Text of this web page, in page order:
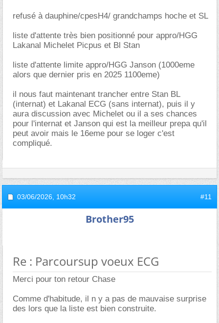
refusé à dauphine/cpesH4/ grandchamps hoche et SL
liste d'attente très bien positionné pour appro/HGG
Lakanal Michelet Picpus et Bl Stan
liste d'attente limite appro/HGG Janson (1000eme
alors que dernier pris en 2025 1100eme)
il nous faut maintenant trancher entre Stan BL
(internat) et Lakanal ECG (sans internat), puis il y
aura discussion avec Michelet ou il a ses chances
pour l'internat et Janson qui est la meilleur prepa qu'il
peut avoir mais le 16eme pour se loger c'est
compliqué.
03/06/2026, 10h32 #11
Brother95
Re : Parcoursup voeux ECG
Merci pour ton retour Chase
Comme d'habitude, il n y a pas de mauvaise surprise
des lors que la liste est bien construite.